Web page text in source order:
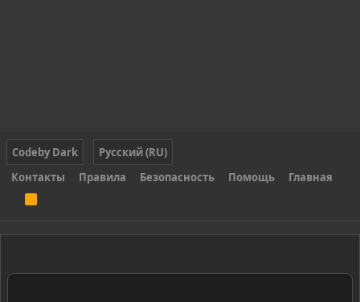
Codeby Dark
Русский (RU)
Контакты
Правила Безопасность Помощь Главная
S